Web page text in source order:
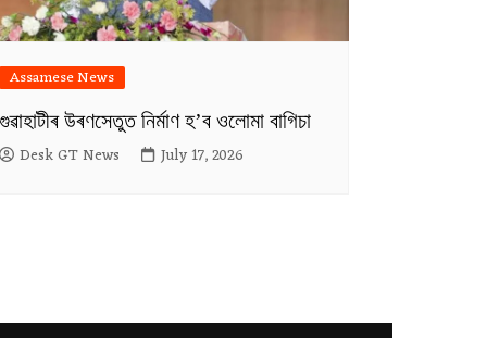
Assamese News
উৰণসেতুত নিৰ্মাণ হ’ব ওলোমা বাগিচা
Desk GT News July 17, 2026